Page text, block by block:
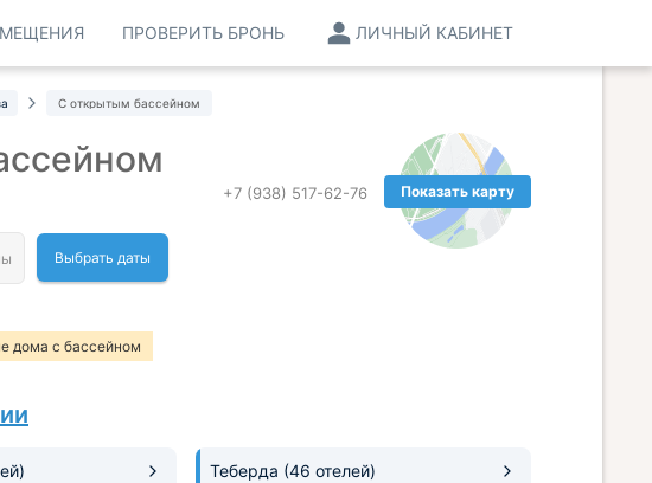
ЛИЧНЫЙ КАБИНЕТ
ПРОВЕРИТЬ БРОНЬ
С открытым бассейном
Показать карту
+7 (938) 517-62-76
Выбрать даты
дома с бассейном
Теберда (46 отелей)